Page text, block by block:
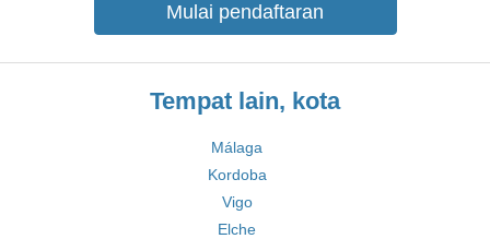
Mulai pendaftaran
Tempat lain, kota
Málaga
Kordoba
Vigo
Elche